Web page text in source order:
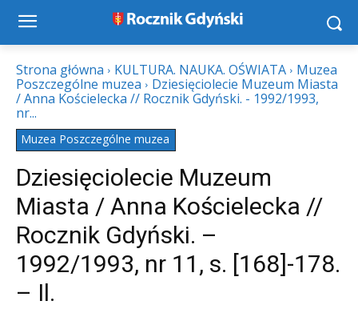
Strona główna KULTURA. NAUKA. OŚWIATA
Muzea
Poszczególne muzea
Dziesięciolecie Muzeum Miasta
/ Anna Kościelecka // Rocznik Gdyński. - 1992/1993,
nr...
Muzea Poszczególne muzea
Dziesięciolecie Muzeum
Miasta / Anna Kościelecka //
Rocznik Gdyński. –
1992/1993, nr 11, s. [168]-178.
– Il.